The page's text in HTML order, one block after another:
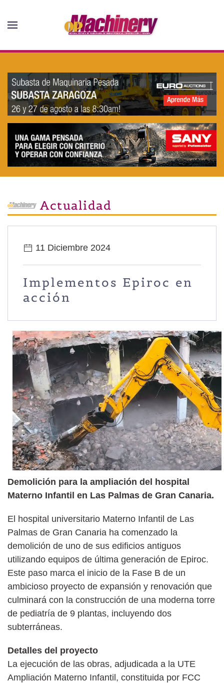
Skip to main content
Actualidad
11 Diciembre 2024
Implementos Epiroc en
acción
Demolición para la ampliación del hospital
Materno Infantil en Las Palmas de Gran Canaria.
El hospital universitario Materno Infantil de Las
Palmas de Gran Canaria ha comenzado la
demolición de uno de sus edificios antiguos
utilizando equipos de última generación de Epiroc.
Este paso marca el inicio de la Fase B de un
ambicioso proyecto de expansión y renovación que
culminará con la construcción de una moderna torre
de pediatría de 9 plantas, incluyendo dos
subterráneas.
Detalles del proyecto
La ejecución de las obras, adjudicada a la UTE
Ampliación Materno Infantil, constituida por FCC